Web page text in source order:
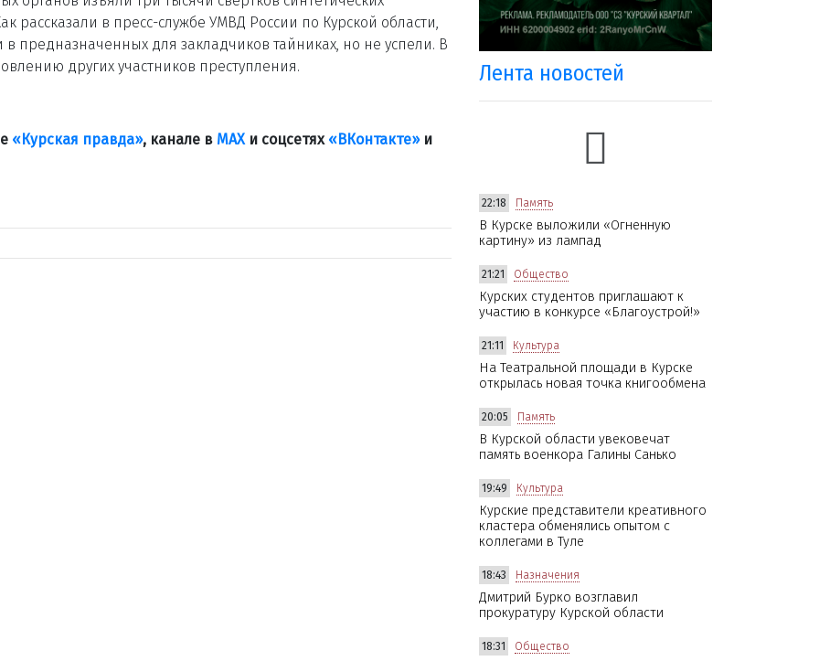
рассказали в пресс-службе УМВД России по Курской области,
предназначенных для закладчиков тайниках, но не успели. В
других участников преступления.
«Курская правда», канале в МАХ и соцсетях «ВКонтакте»и
Лента новостей
22:18 Память
В Курске выложили «Огненную
картину» из лампад
21:21 Общество
Курских студентов приглашают к
участию в конкурсе «Благоустрой!»
21:11 Культура
На Театральной площади в Курске
открылась новая точка книгообмена
20:05 Память
В Курской области увековечат
память военкора Галины Санько
19:49 Культура
Курские представители креативного
кластера обменялись опытом с
коллегами в Туле
18:43 Назначения
Дмитрий Бурко возглавил
прокуратуру Курской области
18:31 Общество